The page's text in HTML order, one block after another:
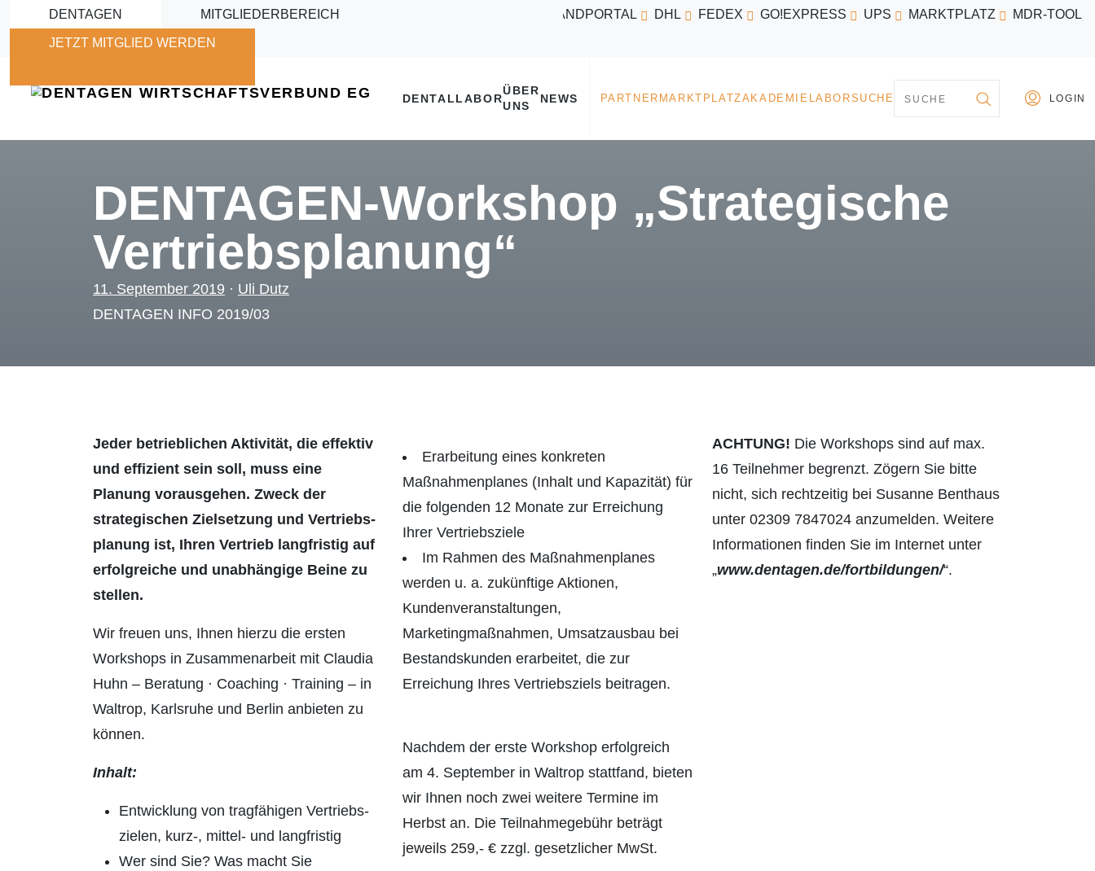
Skip to main content
DENTAGEN MITGLIEDERBEREICH
JETZT MITGLIED WERDEN
VERSANDPORTAL DHL FEDEX GO!EXPRESS UPS MARKTPLATZ MDR-TOOL
DENTAGEN-Workshop „Strategische
Vertriebsplanung“
11. September 2019 · Uli Dutz
DENTAGEN INFO 2019/03
Jeder betrieblichen Aktivität, die effektiv
und effizient sein soll, muss eine
Planung vorausgehen. Zweck der
strategischen Zielsetzung und Vertriebs­
planung ist, Ihren Vertrieb langfristig auf
erfolgreiche und unabhängige Beine zu
stellen.
Wir freuen uns, Ihnen hierzu die ersten
Workshops in Zusammenarbeit mit Claudia
Huhn – Beratung · Coaching · Training – in
Waltrop, Karlsruhe und Berlin anbieten zu
können.
Inhalt:
Entwicklung von tragfähigen Vertriebs­
zielen, kurz-, mittel- und langfristig
Wer sind Sie? Was macht Sie
Erarbeitung eines konkreten
Maßnahmenplanes (Inhalt und Kapazität) für
die folgenden 12 Monate zur Erreichung
Ihrer Vertriebsziele
Im Rahmen des Maßnahmenplanes
werden u. a. zukünftige Aktionen,
Kundenveranstaltungen,
Marketingmaßnahmen, Umsatzausbau bei
Bestandskunden erarbeitet, die zur
Erreichung Ihres Vertriebsziels beitragen.
Nachdem der erste Workshop erfolgreich
am 4. September in Waltrop stattfand, bieten
wir Ihnen noch zwei weitere Termine im
Herbst an. Die Teilnahmegebühr beträgt
jeweils 259,- € zzgl. gesetzlicher MwSt.
ACHTUNG! Die Workshops sind auf max.
16 Teilnehmer begrenzt. Zögern Sie bitte
nicht, sich rechtzeitig bei Susanne Benthaus
unter 02309 7847024 anzumelden. Weitere
Informationen finden Sie im Internet unter
„www.dentagen.de/fortbildungen/“.